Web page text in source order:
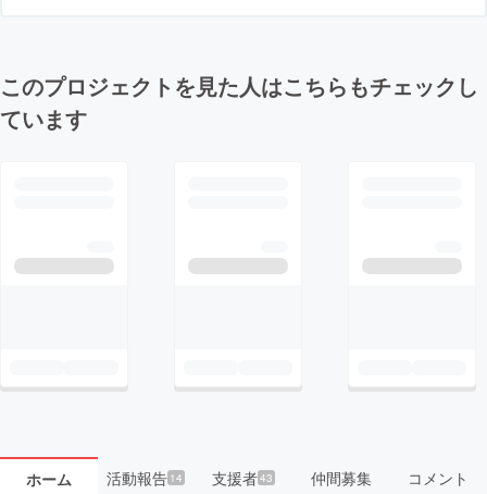
このプロジェクトを見た人はこちらもチェックし
ています
ホーム 活動報告14 支援者43 仲間募集 コメント